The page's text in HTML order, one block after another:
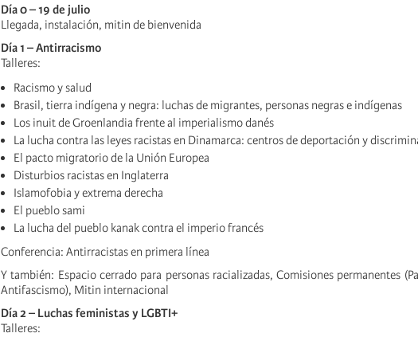
Día 0 – 19 de julio
Llegada, instalación, mitin de bienvenida
Día 1 – Antirracismo
Talleres:
Racismo y salud
Brasil, tierra indígena y negra: luchas de migrantes, personas negras e indígenas
Los inuit de Groenlandia frente al imperialismo danés
La lucha contra las leyes racistas en Dinamarca: centros de deportación y
El pacto migratorio de la Unión Europea
Disturbios racistas en Inglaterra
Islamofobia y extrema derecha
El pueblo sami
La lucha del pueblo kanak contra el imperio francés
Conferencia: Antirracistas en primera línea
Y también: Espacio cerrado para personas racializadas, Comisiones permanentes
Antifascismo), Mitin internacional
Día 2 – Luchas feministas y LGBTI+
Talleres: